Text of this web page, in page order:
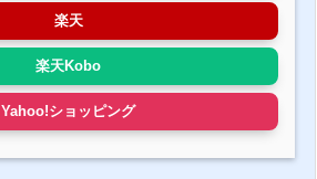
楽天
楽天Kobo
Yahoo!ショッピング